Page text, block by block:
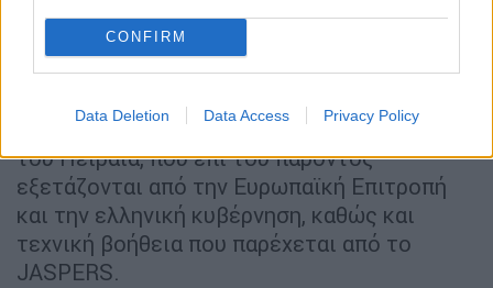
CONFIRM
Data Deletion Data Access Privacy Policy
σήμερα παρουσία της προέδρου της CEXIM
κας HU Xiaolian και του Αθανάσιου Λιάγκου
από την ΟΛΠ Α.Ε. Το μακροπρόθεσμο δάνειο
της ΕΤΕπ, ύψους 140 εκατ. ευρώ, θα
συμπληρώσει άλλες επενδύσεις στο λιμάνι
του Πειραιά, που επί του παρόντος
εξετάζονται από την Ευρωπαϊκή Επιτροπή
και την ελληνική κυβέρνηση, καθώς και
τεχνική βοήθεια που παρέχεται από το
JASPERS.